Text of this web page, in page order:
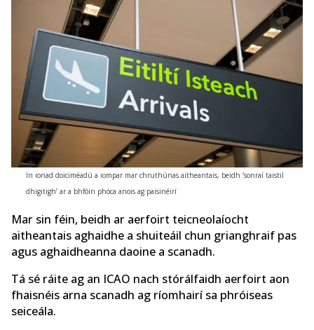
In ionad doiciméadú a iompar mar chruthúnas aitheantais, beidh ‘sonraí taistil
dhigitigh’ ar a bhfóin phóca anois ag paisinéirí
Mar sin féin, beidh ar aerfoirt teicneolaíocht
aitheantais aghaidhe a shuiteáil chun grianghraif pas
agus aghaidheanna daoine a scanadh.
Tá sé ráite ag an ICAO nach stórálfaidh aerfoirt aon
fhaisnéis arna scanadh ag ríomhairí sa phróiseas
seiceála.